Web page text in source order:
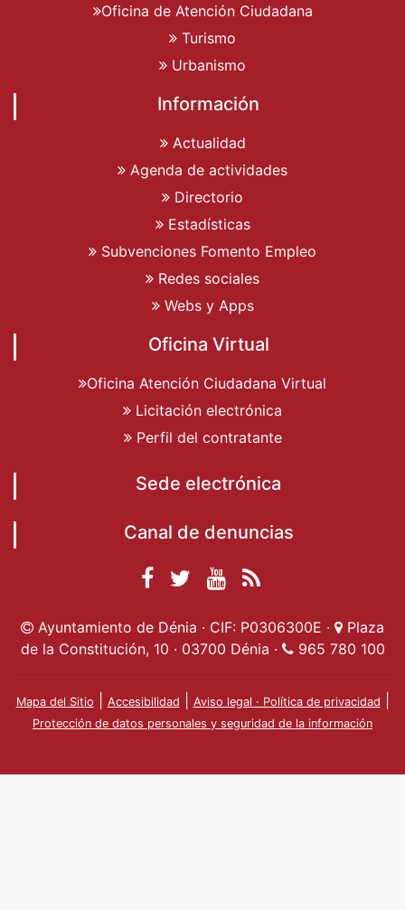
Oficina de Atención Ciudadana
Turismo
Urbanismo
Información
Actualidad
Agenda de actividades
Directorio
Estadísticas
Subvenciones Fomento Empleo
Redes sociales
Webs y Apps
Oficina Virtual
Oficina Atención Ciudadana Virtual
Licitación electrónica
Perfil del contratante
Sede electrónica
Canal de denuncias
Facebook
Ayuntamiento de
Dénia
Ayuntamiento de
Dénia
Ayuntamiento
de Dénia
Actualidad
Ayuntamiento de Dénia · CIF: P0306300E ·
Plaza
de la Constitución, 10 · 03700 Dénia ·
965 780 100
Mapa del Sitio Accesibilidad Aviso legal · Política de privacidad
Protección de datos personales y seguridad de la información